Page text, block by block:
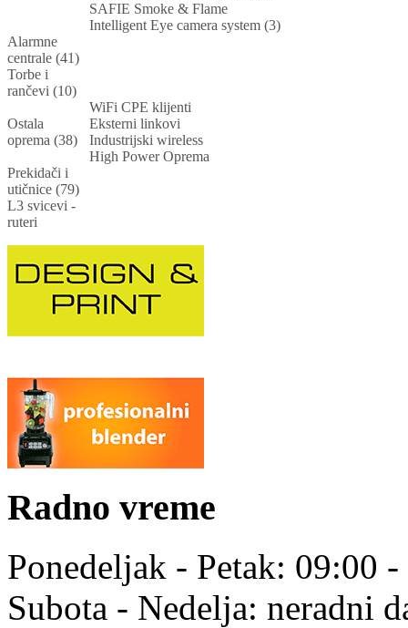
SAFIE Smoke & Flame
Intelligent Eye camera system (3)
Alarmne
centrale (41)
Torbe i
rančevi (10)
Ostala
oprema (38)
WiFi CPE klijenti
Eksterni linkovi
Industrijski wireless
High Power Oprema
Prekidači i
utičnice (79)
L3 svicevi -
ruteri
Radno vreme
Ponedeljak - Petak: 09:00
Subota - Nedelja: neradni